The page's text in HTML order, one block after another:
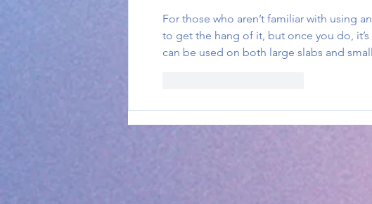
For those who aren’t familiar with using an
to get the hang of it, but once you do,
can be used on both large slabs and